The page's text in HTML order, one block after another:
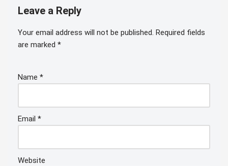
Leave a Reply
Your email address will not be published. Required fields
are marked *
Name *
Email *
Website